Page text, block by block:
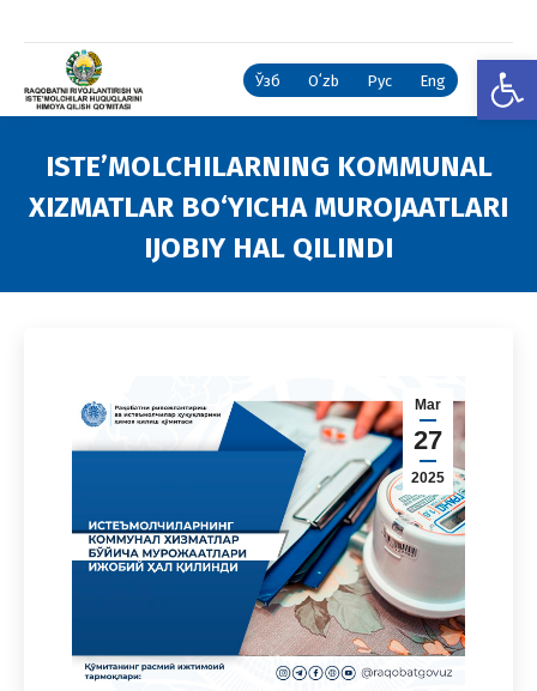
Ўзб Oʻzb Рус Eng
ISTE’MOLCHILARNING KOMMUNAL
XIZMATLAR BO‘YICHA MUROJAATLARI
IJOBIY HAL QILINDI
Mar
27
2025